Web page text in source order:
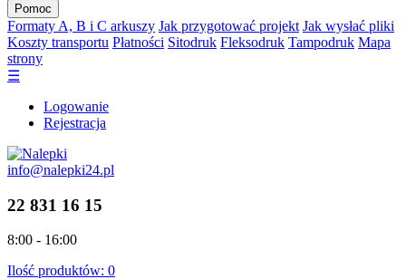
Pomoc
Formaty A, B i C arkuszy Jak przygotować projekt Jak wysłać pliki
Koszty transportu Płatności Sitodruk Fleksodruk Tampodruk Mapa
strony
☰
Logowanie
Rejestracja
info@nalepki24.pl
22 831 16 15
8:00 - 16:00
Ilość produktów: 0